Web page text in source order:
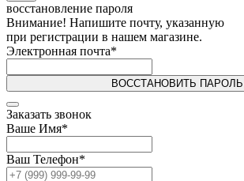
восстановление пароля
Внимание! Напишите почту, указанную
при регистрации в нашем магазине.
Электронная почта*
ВОССТАНОВИТЬ ПАРОЛЬ
Заказать звонок
Ваше Имя*
Ваш Телефон*